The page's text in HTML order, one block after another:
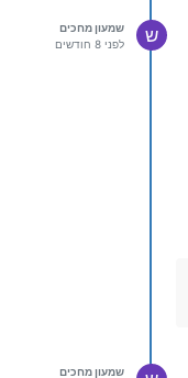
ש
שמעון מחכים
לפני 8 חודשים
שמעון מחכים